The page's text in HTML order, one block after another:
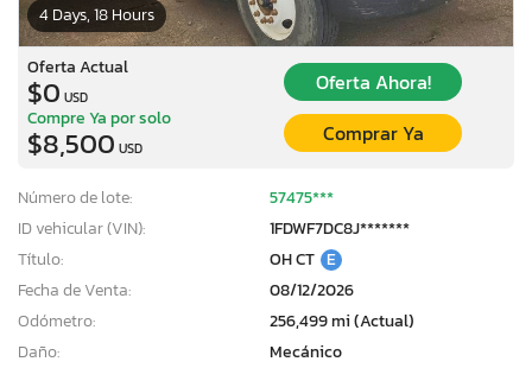
4 Days, 18 Hours
Oferta Actual
$0 USD
Oferta Ahora!
Compre Ya por solo
$8,500 USD
Comprar Ya
Número de lote:
57475***
ID vehicular (VIN):
1FDWF7DC8J*******
Título:
OH CT E
Fecha de Venta:
08/12/2026
Odómetro:
256,499 mi (Actual)
Daño:
Mecánico